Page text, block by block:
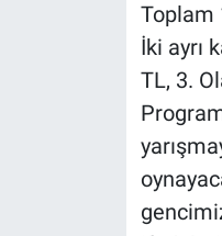
Toplam
İki ayrı
TL, 3.